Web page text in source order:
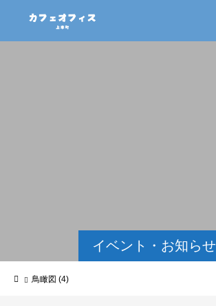
イベント・お知らせ
鳥瞰図 (4)